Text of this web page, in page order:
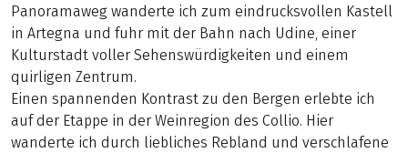
Panoramaweg wanderte ich zum eindrucksvollen Kastell
in Artegna und fuhr mit der Bahn nach Udine, einer
Kulturstadt voller Sehenswürdigkeiten und einem
quirligen Zentrum.
Einen spannenden Kontrast zu den Bergen erlebte ich
auf der Etappe in der Weinregion des Collio. Hier
wanderte ich durch liebliches Rebland und verschlafene